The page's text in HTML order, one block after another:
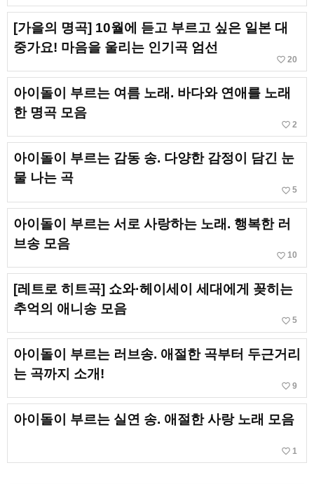
[가을의 명곡] 10월에 듣고 부르고 싶은 일본 대
중가요! 마음을 울리는 인기곡 엄선
favorite_border 20
아이돌이 부르는 여름 노래. 바다와 연애를 노래
한 명곡 모음
favorite_border 2
아이돌이 부르는 감동 송. 다양한 감정이 담긴 눈
물 나는 곡
favorite_border 5
아이돌이 부르는 서로 사랑하는 노래. 행복한 러
브송 모음
favorite_border 10
[레트로 히트곡] 쇼와·헤이세이 세대에게 꽂히는
추억의 애니송 모음
favorite_border 5
아이돌이 부르는 러브송. 애절한 곡부터 두근거리
는 곡까지 소개!
favorite_border 9
아이돌이 부르는 실연 송. 애절한 사랑 노래 모음
favorite_border 1